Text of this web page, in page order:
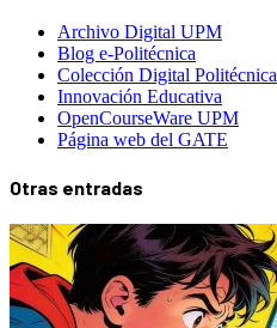
Archivo Digital UPM
Blog e-Politécnica
Colección Digital Politécnica
Innovación Educativa
OpenCourseWare UPM
Página web del GATE
Otras entradas